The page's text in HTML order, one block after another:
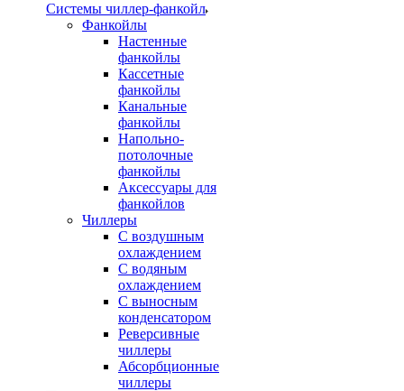
Системы чиллер-фанкойл
Фанкойлы
Настенные
фанкойлы
Кассетные
фанкойлы
Канальные
фанкойлы
Напольно-
потолочные
фанкойлы
Аксессуары для
фанкойлов
Чиллеры
С воздушным
охлаждением
С водяным
охлаждением
С выносным
конденсатором
Реверсивные
чиллеры
Абсорбционные
чиллеры